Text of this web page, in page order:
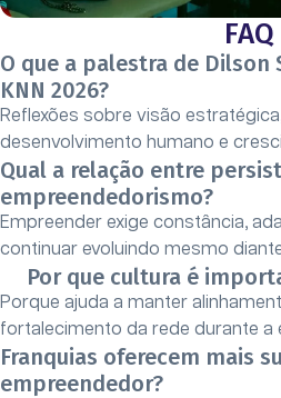
FAQ
O que a palestra de Dilson
KNN 2026?
Reflexões sobre visão
desenvolvimento humano e
Qual a relação entre
empreendedorismo?
Empreender exige constância,
continuar evoluindo mesmo
Por que cultura é
Porque ajuda a manter
fortalecimento da rede durante a
Franquias oferecem mais
empreendedor?